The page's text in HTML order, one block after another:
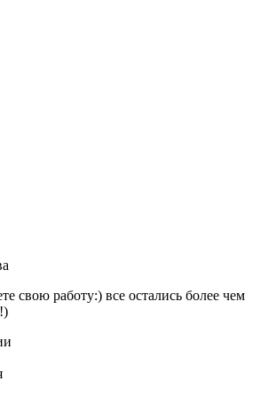
свою работу:) все остались более чем